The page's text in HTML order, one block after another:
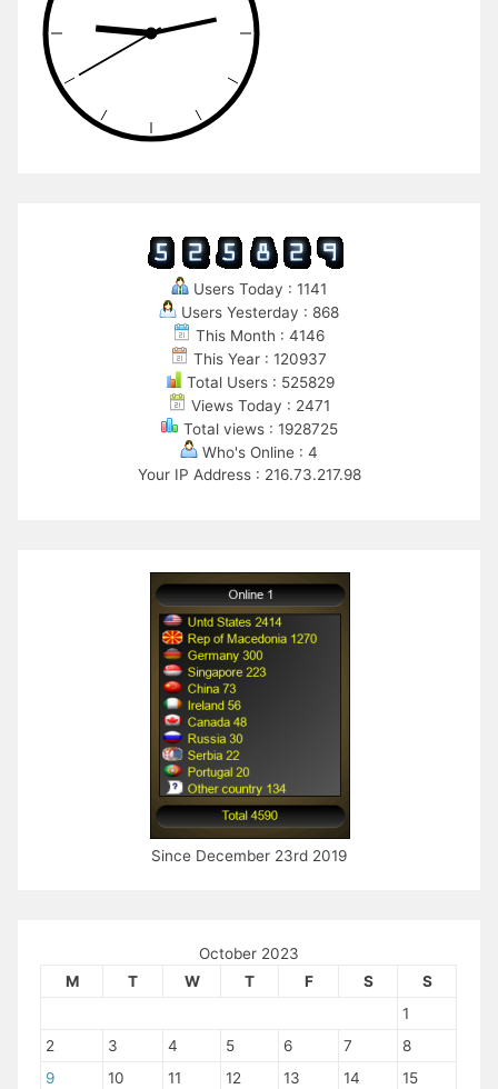
Users Today : 1141
Users Yesterday : 868
This Month : 4146
This Year : 120937
Total Users : 525829
Views Today : 2471
Total views : 1928725
Who's Online : 4
Your IP Address : 216.73.217.98
Since December 23rd 2019
October 2023
M
T W T F S
S
1
2
3 4 5 6 7
8
9
10 11 12 13 14
15